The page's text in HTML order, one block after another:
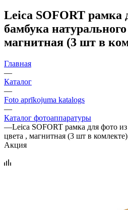
Leica SOFORT рамка
бамбука
магнитная (3 шт в
Главная
—
Каталог
—
Foto aprīkojuma katalogs
—
Каталог фотоаппаратуры
—Leica SOFORT рамка для фото
цвета , магнитная (3 шт в комлекте)
Акция